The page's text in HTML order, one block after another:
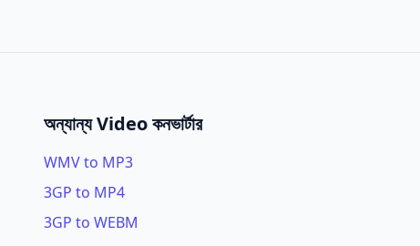
অন্যান্য Video কনভার্টার
WMV to MP3
3GP to MP4
3GP to WEBM